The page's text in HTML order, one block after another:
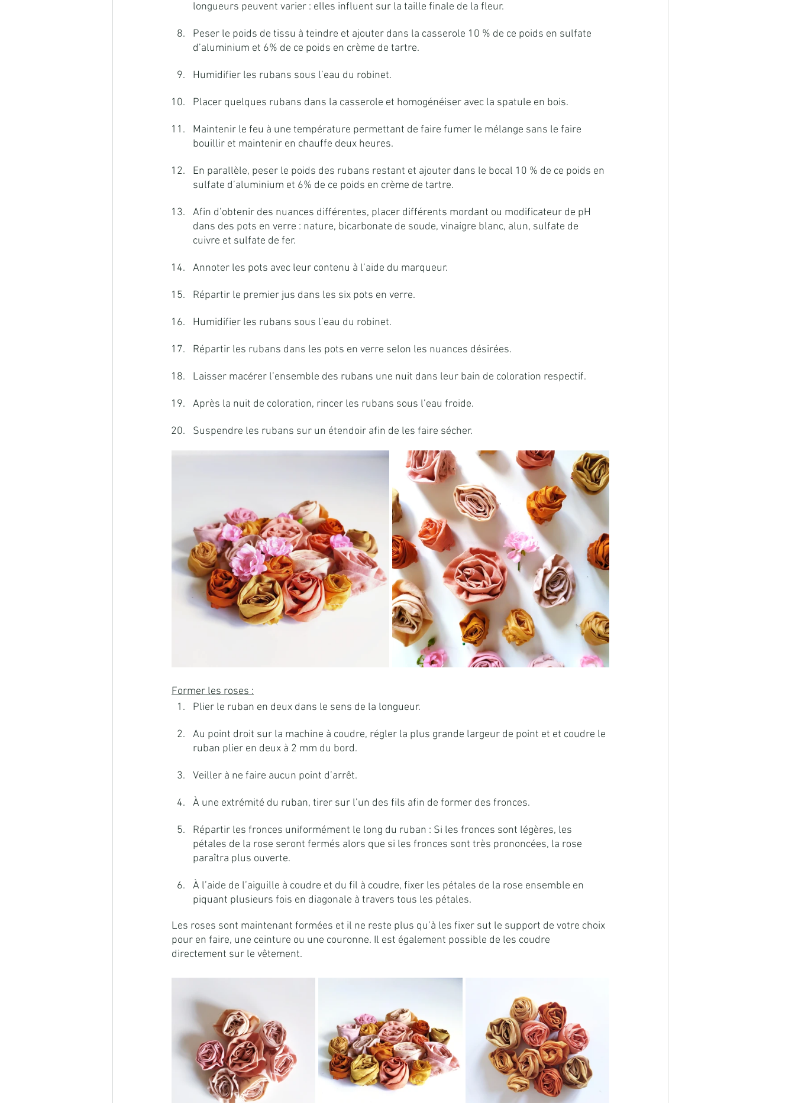
longueurs peuvent varier : elles influent sur la taille finale de la fleur.
Peser le poids de tissu à teindre et ajouter dans la casserole 10 % de ce poids en sulfate
d’aluminium et 6% de ce poids en crème de tartre.
Humidifier les rubans sous l’eau du robinet.
Placer quelques rubans dans la casserole et homogénéiser avec la spatule en bois.
Maintenir le feu à une température permettant de faire fumer le mélange sans le faire
bouillir et maintenir en chauffe deux heures.
En parallèle, peser le poids des rubans restant et ajouter dans le bocal 10 % de ce poids en
sulfate d’aluminium et 6% de ce poids en crème de tartre.
Afin d’obtenir des nuances différentes, placer différents mordant ou modificateur de pH
dans des pots en verre : nature, bicarbonate de soude, vinaigre blanc, alun, sulfate de
cuivre et sulfate de fer.
Annoter les pots avec leur contenu à l’aide du marqueur.
Répartir le premier jus dans les six pots en verre.
Humidifier les rubans sous l’eau du robinet.
Répartir les rubans dans les pots en verre selon les nuances désirées.
Laisser macérer l’ensemble des rubans une nuit dans leur bain de coloration respectif.
Après la nuit de coloration, rincer les rubans sous l’eau froide.
Suspendre les rubans sur un étendoir afin de les faire sécher.
Former les roses :
Plier le ruban en deux dans le sens de la longueur.
Au point droit sur la machine à coudre, régler la plus grande largeur de point et et coudre le
ruban plier en deux à 2 mm du bord.
Veiller à ne faire aucun point d’arrêt.
À une extrémité du ruban, tirer sur l’un des fils afin de former des fronces.
Répartir les fronces uniformément le long du ruban : Si les fronces sont légères, les
pétales de la rose seront fermés alors que si les fronces sont très prononcées, la rose
paraîtra plus ouverte.
À l’aide de l’aiguille à coudre et du fil à coudre, fixer les pétales de la rose ensemble en
piquant plusieurs fois en diagonale à travers tous les pétales.
Les roses sont maintenant formées et il ne reste plus qu’à les fixer sut le support de votre choix
pour en faire, une ceinture ou une couronne. Il est également possible de les coudre
directement sur le vêtement.